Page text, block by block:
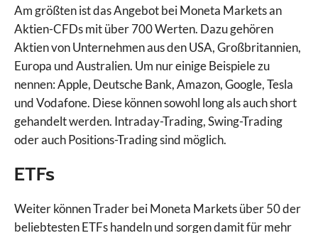
Am größten ist das Angebot bei Moneta Markets an
Aktien-CFDs mit über 700 Werten. Dazu gehören
Aktien von Unternehmen aus den USA, Großbritannien,
Europa und Australien. Um nur einige Beispiele zu
nennen: Apple, Deutsche Bank, Amazon, Google, Tesla
und Vodafone. Diese können sowohl long als auch short
gehandelt werden. Intraday-Trading, Swing-Trading
oder auch Positions-Trading sind möglich.
ETFs
Weiter können Trader bei Moneta Markets über 50 der
beliebtesten ETFs handeln und sorgen damit für mehr